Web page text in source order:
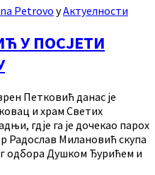
PetrovoуАктуелности
У ПОСЈЕТИ
Петковић данас је
и храм Светих
гдје га је дочекао парох
Радослав Милановић скупа
одбора Душком Ђурићем и